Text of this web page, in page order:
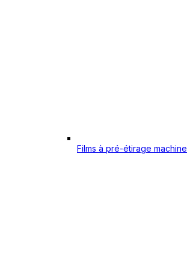
Films à pré-étirage machine